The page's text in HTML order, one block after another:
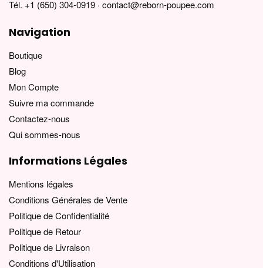
Tél. +1 (650) 304-0919 · contact@reborn-poupee.com
Navigation
Boutique
Blog
Mon Compte
Suivre ma commande
Contactez-nous
Qui sommes-nous
Informations Légales
Mentions légales
Conditions Générales de Vente
Politique de Confidentialité
Politique de Retour
Politique de Livraison
Conditions d'Utilisation